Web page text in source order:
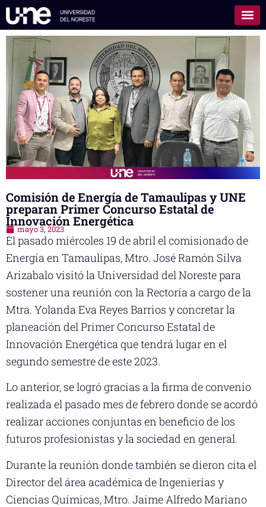
Comisión de Energía de Tamaulipas y UNE
preparan Primer Concurso Estatal de
Innovación Energética
mayo 3, 2023
El pasado miércoles 19 de abril el comisionado de
Energía en Tamaulipas, Mtro. José Ramón Silva
Arizabalo visitó la Universidad del Noreste para
sostener una reunión con la Rectoría a cargo de la
Mtra. Yolanda Eva Reyes Barrios y concretar la
planeación del Primer Concurso Estatal de
Innovación Energética que tendrá lugar en el
segundo semestre de este 2023.
Lo anterior, se logró gracias a la firma de convenio
realizada el pasado mes de febrero donde se acordó
realizar acciones conjuntas en beneficio de los
futuros profesionistas y la sociedad en general.
Durante la reunión donde también se dieron cita el
Director del área académica de Ingenierías y
Ciencias Químicas, Mtro. Jaime Alfredo Mariano